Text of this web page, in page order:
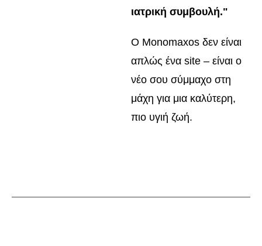
ιατρική συμβουλή."
Ο Monomaxos δεν είναι
απλώς ένα site – είναι ο
νέο σου σύμμαχο στη
μάχη για μια καλύτερη,
πιο υγιή ζωή.